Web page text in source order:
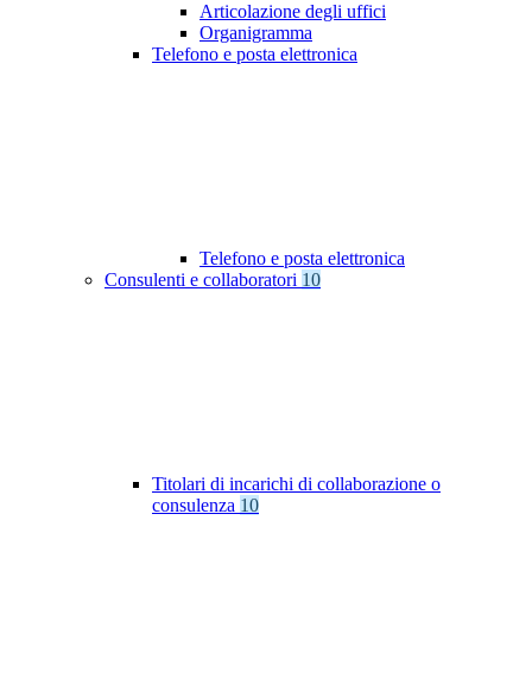
Articolazione degli uffici
Organigramma
Telefono e posta elettronica
Telefono e posta elettronica
Consulenti e collaboratori 10
Titolari di incarichi di collaborazione o
consulenza 10